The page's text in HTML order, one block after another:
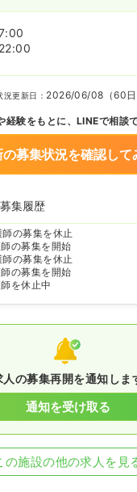
況更新日： 2026/06/08（60日
経験をもとに、LINEで相談
の募集状況を確認して
集履歴
の募集を休止
の募集を開始
の募集を休止
の募集を開始
を休止中
人の募集再開を通知しま
通知を受け取る
の施設の他の求人を見